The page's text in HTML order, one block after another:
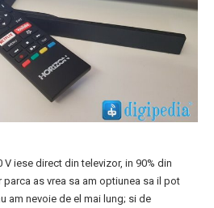
V iese direct din televizor, in 90% din
as vrea sa am optiunea sa il pot
am nevoie de el mai lung; si de